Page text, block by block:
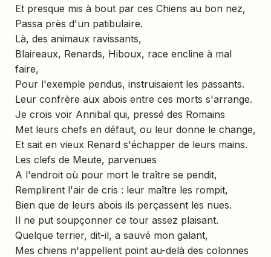
Et presque mis à bout par ces Chiens au bon nez,
Passa près d'un patibulaire.
Là, des animaux ravissants,
Blaireaux, Renards, Hiboux, race encline à mal
faire,
Pour l'exemple pendus, instruisaient les passants.
Leur confrère aux abois entre ces morts s'arrange.
Je crois voir Annibal qui, pressé des Romains
Met leurs chefs en défaut, ou leur donne le change,
Et sait en vieux Renard s'échapper de leurs mains.
Les clefs de Meute, parvenues
A l'endroit où pour mort le traître se pendit,
Remplirent l'air de cris : leur maître les rompit,
Bien que de leurs abois ils perçassent les nues.
Il ne put soupçonner ce tour assez plaisant.
Quelque terrier, dit-il, a sauvé mon galant,
Mes chiens n'appellent point au-delà des colonnes